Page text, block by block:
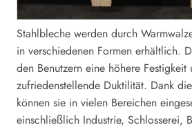
Stahlbleche werden durch
in verschiedenen Formen erhältlich.
den Benutzern eine höhere Festigkeit
zufriedenstellende Duktilität. Dank
können sie in vielen Bereichen
einschließlich Industrie, Schlosserei,